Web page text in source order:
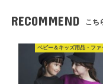
RECOMMEND こち
ベビー＆キッズ用品・ファ